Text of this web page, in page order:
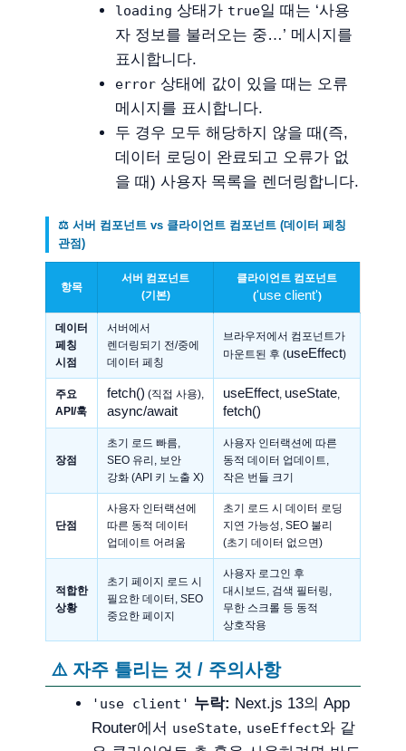
loading 상태가 true일 때는 ‘사용
자 정보를 불러오는 중…’ 메시지를
표시합니다.
error상태에 값이 있을 때는 오류
메시지를 표시합니다.
두 경우 모두 해당하지 않을 때(즉,
데이터 로딩이 완료되고 오류가 없
을 때) 사용자 목록을 렌더링합니다.
⚖️ 서버 컴포넌트 vs 클라이언트 컴포넌트 (데이터 페칭
관점)
항목
서버 컴포넌트
(기본)
클라이언트 컴포넌트
('use client')
데이터
페칭
시점
서버에서
렌더링되기 전/중에
데이터 페칭
브라우저에서 컴포넌트가
마운트된 후 (useEffect)
주요
API/훅
fetch() (직접 사용),
async/await
useEffect, useState,
fetch()
장점
초기 로드 빠름,
SEO 유리, 보안
강화 (API 키 노출 X)
사용자 인터랙션에 따른
동적 데이터 업데이트,
작은 번들 크기
단점
사용자 인터랙션에
따른 동적 데이터
업데이트 어려움
초기 로드 시 데이터 로딩
지연 가능성, SEO 불리
(초기 데이터 없으면)
적합한
상황
초기 페이지 로드 시
필요한 데이터, SEO
중요한 페이지
사용자 로그인 후
대시보드, 검색 필터링,
무한 스크롤 등 동적
상호작용
⚠️ 자주 틀리는 것 / 주의사항
'use client' 누락: Next.js 13의 App
Router에서 useState, useEffect와 같